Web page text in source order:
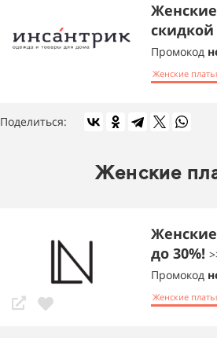
скидкой
Промокод
Женские
Поделиться:
Женские
до 30%!
Промокод
Женские